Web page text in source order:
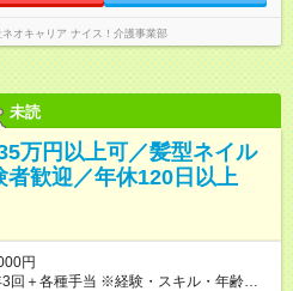
ネオキャリア ナイス！介護事業部
未読
万円以上可／髪型ネイル
者歓迎／年休120日以上
円
回＋各種手当 ※経験・スキル・年齢を考